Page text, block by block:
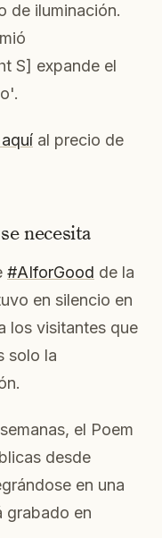
de iluminación.
S] expande el
al precio de
necesita
#AIforGood de la
en silencio en
los visitantes que
solo la
el Poem
desde
en una
grabado en